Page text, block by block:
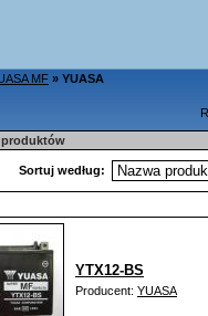
MF » YUASA
Sortuj według:
YTX12-BS
Producent: YUASA